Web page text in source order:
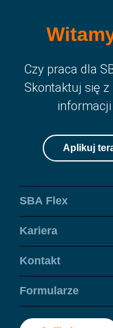
Czy praca dla
Skontaktuj się
Aplikuj
SBA Flex
Kariera
Kontakt
Formularze